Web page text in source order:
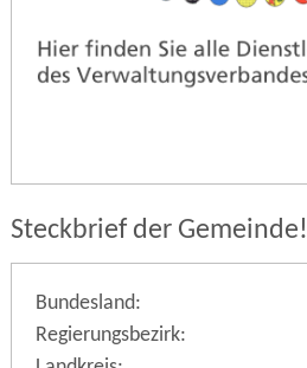
Steckbrief der Gemeinde!
Bundesland:
Regierungsbezirk: